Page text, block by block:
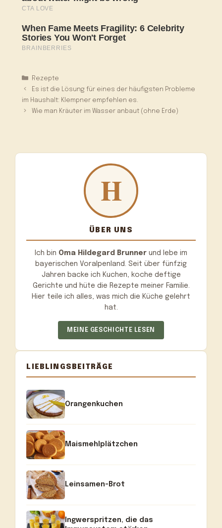
Kategorien
Rezepte
Es ist die Lösung für eines der häufigsten Probleme
im Haushalt: Klempner empfehlen es.
Wie man Kräuter im Wasser anbaut (ohne Erde)
ÜBER UNS
Ich bin Oma Hildegard Brunner und lebe im
bayerischen Voralpenland. Seit über fünfzig
Jahren backe ich Kuchen, koche deftige
Gerichte und hüte die Rezepte meiner Familie.
Hier teile ich alles, was mich die Küche gelehrt
hat.
MEINE GESCHICHTE LESEN
LIEBLINGSBEITRÄGE
Orangenkuchen
Maismehlplätzchen
Leinsamen-Brot
Ingwerspritzen, die das